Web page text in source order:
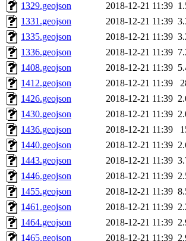
1329.geojson
2018-12-21 11:39
1331.geojson
2018-12-21 11:39
1335.geojson
2018-12-21 11:39
1336.geojson
2018-12-21 11:39
1408.geojson
2018-12-21 11:39
1412.geojson
2018-12-21 11:39
1426.geojson
2018-12-21 11:39
1430.geojson
2018-12-21 11:39
1436.geojson
2018-12-21 11:39
1440.geojson
2018-12-21 11:39
1443.geojson
2018-12-21 11:39
1446.geojson
2018-12-21 11:39
1455.geojson
2018-12-21 11:39
1461.geojson
2018-12-21 11:39
1464.geojson
2018-12-21 11:39
1465.geojson
2018-12-21 11:39